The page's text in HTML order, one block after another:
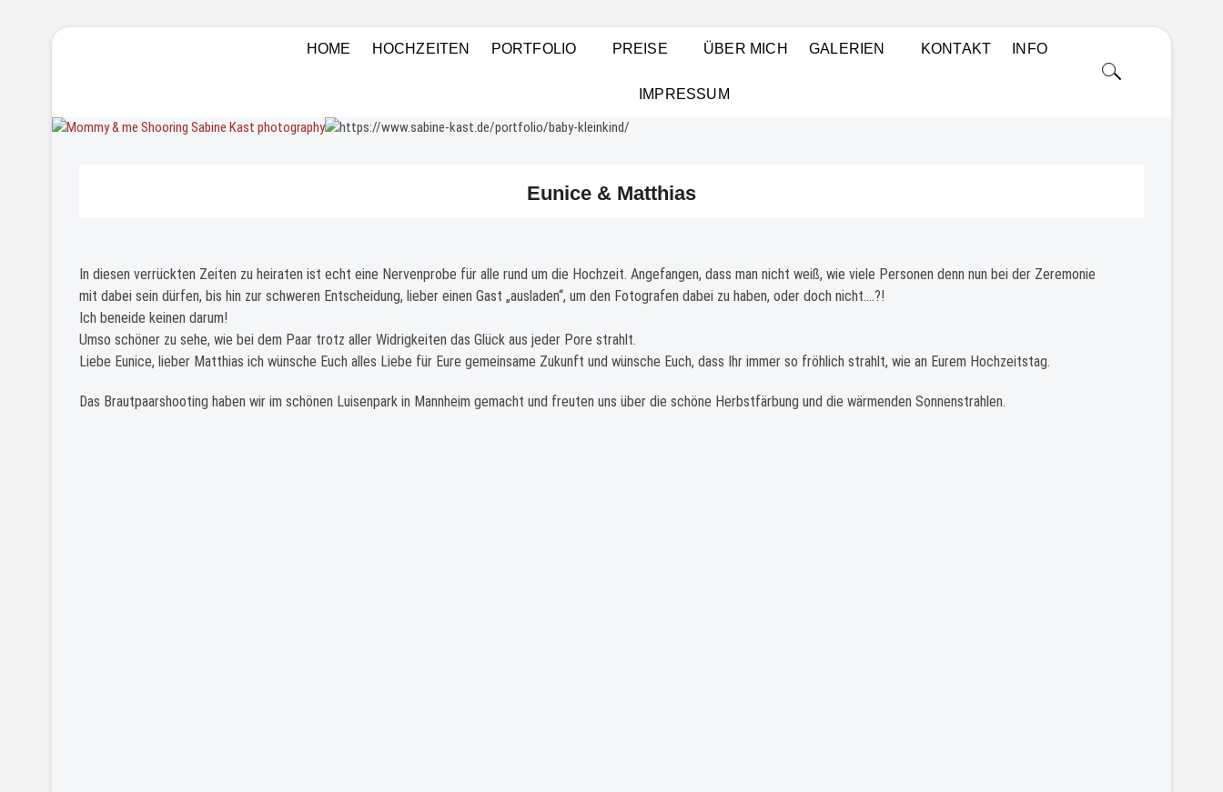
Sabine Kast Photography
HOCHZEITSFOTOGRAF LUDWIGSHAFEN UND RHEIN-NECKAR-RAUM, BABYFOTOGRAFIE (NEWBORNS), PORTRAITS, PAARSHOOTINGS, WORKSHOPS UND
HOME HOCHZEITEN PORTFOLIO PREISE ÜBER MICH GALERIEN KONTAKT INFO
IMPRESSUM
Eunice & Matthias
In diesen verrückten Zeiten zu heiraten ist echt eine Nervenprobe für alle rund um die Hochzeit. Angefangen, dass man nicht weiß, wie viele Personen denn nun bei der Zeremonie
mit dabei sein dürfen, bis hin zur schweren Entscheidung, lieber einen Gast „ausladen“, um den Fotografen dabei zu haben, oder doch nicht….?!
Ich beneide keinen darum!
Umso schöner zu sehe, wie bei dem Paar trotz aller Widrigkeiten das Glück aus jeder Pore strahlt.
Liebe Eunice, lieber Matthias ich wünsche Euch alles Liebe für Eure gemeinsame Zukunft und wünsche Euch, dass Ihr immer so fröhlich strahlt, wie an Eurem Hochzeitstag.
Das Brautpaarshooting haben wir im schönen Luisenpark in Mannheim gemacht und freuten uns über die schöne Herbstfärbung und die wärmenden Sonnenstrahlen.